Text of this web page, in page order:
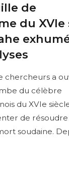
de
du XVIe
chercheurs a
du célèbre
du XVIe
de résoudre
soudaine.